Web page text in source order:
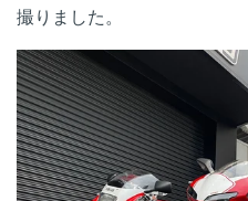
撮りました。